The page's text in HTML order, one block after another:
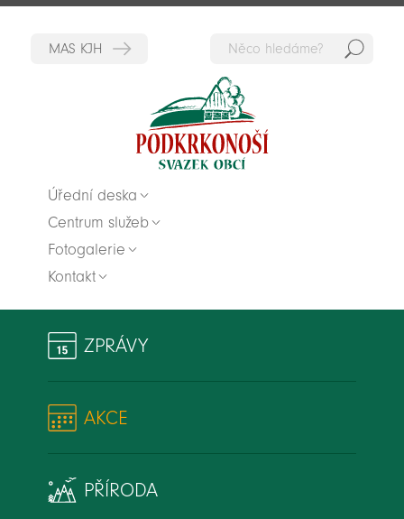
Úřední deska
Centrum služeb
Fotogalerie
Kontakt
ZPRÁVY
AKCE
PŘÍRODA